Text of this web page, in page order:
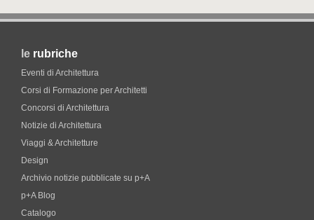
le rubriche
Eventi di Architettura
Corsi di Formazione per Architetti
Concorsi di Architettura
Notizie di Architettura
Viaggi & Architetture
Design
Archivio notizie pubblicate su p+A
p+A Blog
Catalogo